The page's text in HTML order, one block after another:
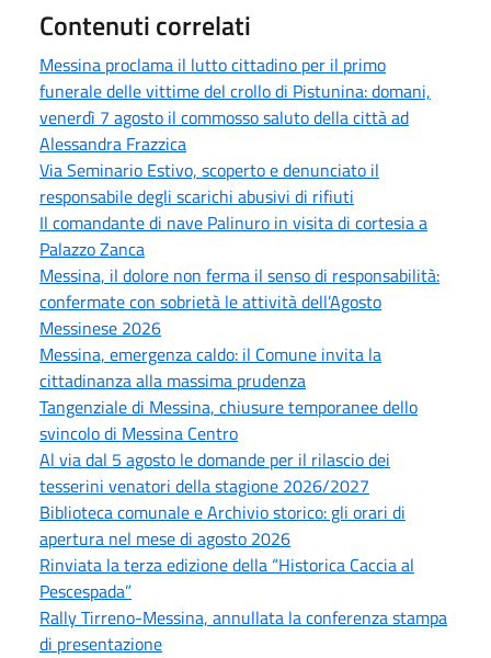
Contenuti correlati
Messina proclama il lutto cittadino per il primo
funerale delle vittime del crollo di Pistunina: domani,
venerdì 7 agosto il commosso saluto della città ad
Alessandra Frazzica
Via Seminario Estivo, scoperto e denunciato il
responsabile degli scarichi abusivi di rifiuti
Il comandante di nave Palinuro in visita di cortesia a
Palazzo Zanca
Messina, il dolore non ferma il senso di responsabilità:
confermate con sobrietà le attività dell’Agosto
Messinese 2026
Messina, emergenza caldo: il Comune invita la
cittadinanza alla massima prudenza
Tangenziale di Messina, chiusure temporanee dello
svincolo di Messina Centro
Al via dal 5 agosto le domande per il rilascio dei
tesserini venatori della stagione 2026/2027
Biblioteca comunale e Archivio storico: gli orari di
apertura nel mese di agosto 2026
Rinviata la terza edizione della “Historica Caccia al
Pescespada”
Rally Tirreno-Messina, annullata la conferenza stampa
di presentazione